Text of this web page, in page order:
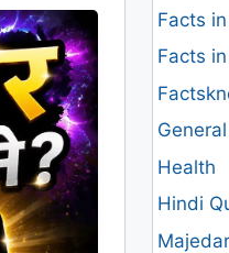
Facts
Facts
Health
Hindi